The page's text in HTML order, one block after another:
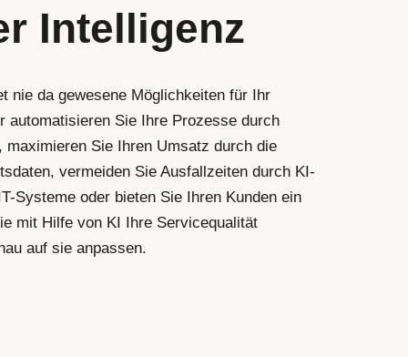
Intelligenz
nie da gewesene Möglichkeiten für Ihr
automatisieren Sie Ihre Prozesse durch
maximieren Sie Ihren Umsatz durch die
vermeiden Sie Ausfallzeiten durch KI-
Systeme oder bieten Sie Ihren Kunden ein
mit Hilfe von KI Ihre Servicequalität
auf sie anpassen.